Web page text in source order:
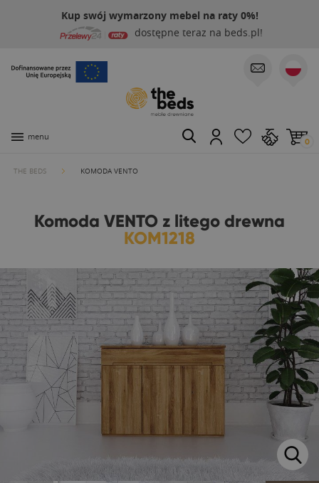
Kup swój wymarzony mebel na raty 0%!
dostępne teraz na beds.pl!
menu 0
THE BEDS KOMODA VENTO
Komoda VENTO z litego drewna
KOM1218